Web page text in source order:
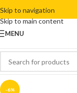
Skip to navigation
Skip to main content
MENU
-6%